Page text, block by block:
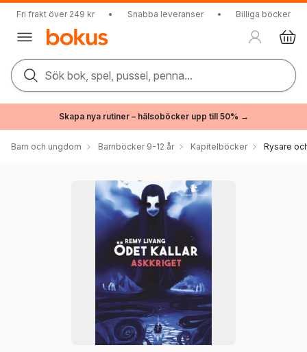
Fri frakt över 249 kr • Snabba leveranser • Billiga böcker
Sök bok, spel, pussel, penna...
Skapa nya rutiner – hälsoböcker upp till 50% →
Barn och ungdom Barnböcker 9-12 år Kapitelböcker Rysare